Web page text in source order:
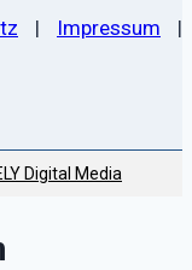
| Impressum
|
Digital Media